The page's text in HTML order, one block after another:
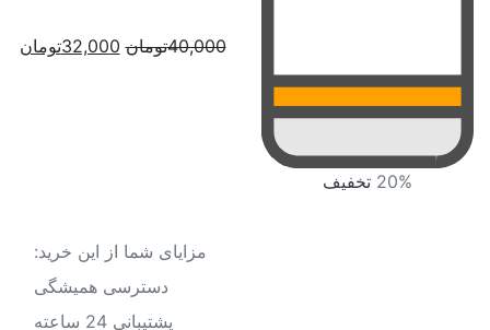
20% تخفیف
40,000تومان قیمت
32,000تومان
مزایای شما از این خرید:
دسترسی همیشگی
پشتیبانی 24 ساعته